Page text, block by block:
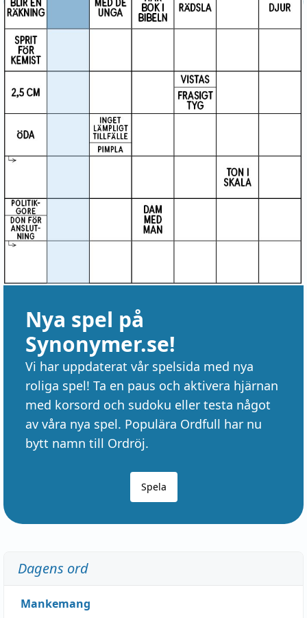
Nya spel på
Synonymer.se!
Vi har uppdaterat vår spelsida med nya
roliga spel! Ta en paus och aktivera hjärnan
med korsord och sudoku eller testa något
av våra nya spel. Populära Ordfull har nu
bytt namn till Ordröj.
Spela
Dagens ord
Mankemang